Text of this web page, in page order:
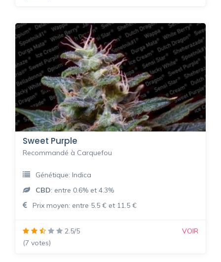
Sweet Purple
Recommandé à Carquefou
Génétique: Indica
CBD: entre 0.6% et 4.3%
Prix moyen: entre 5.5 € et 11.5 €
2.5/5
(7 votes)
VOIR